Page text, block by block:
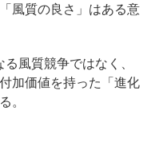
風質の良さ」はある意
風質競争ではなく、
加価値を持った「進化
。